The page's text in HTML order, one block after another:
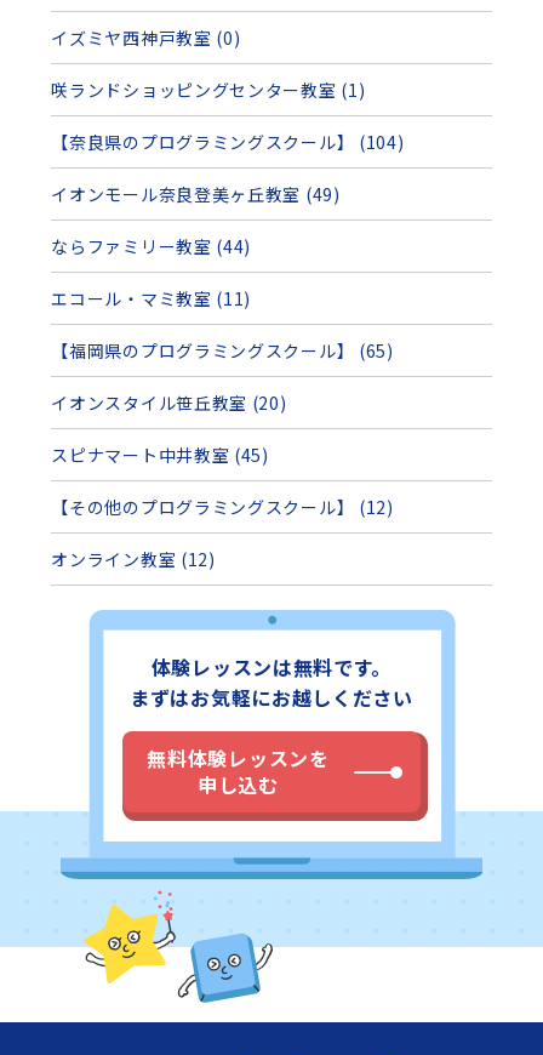
イズミヤ西神戸教室 (0)
咲ランドショッピングセンター教室 (1)
【奈良県のプログラミングスクール】 (104)
イオンモール奈良登美ヶ丘教室 (49)
ならファミリー教室 (44)
エコール・マミ教室 (11)
【福岡県のプログラミングスクール】 (65)
イオンスタイル笹丘教室 (20)
スピナマート中井教室 (45)
【その他のプログラミングスクール】 (12)
オンライン教室 (12)
体験レッスンは無料です。
まずはお気軽にお越しください
無料体験レッスンを
申し込む